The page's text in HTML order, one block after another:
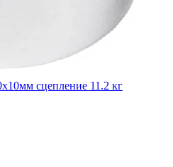
сцепление 11.2 кг